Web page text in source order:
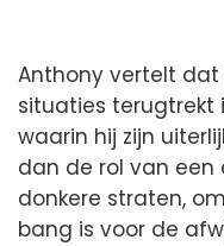
Anthony vertelt
situaties terugtrekt
waarin hij zijn
dan de rol van een
donkere straten,
bang is voor de